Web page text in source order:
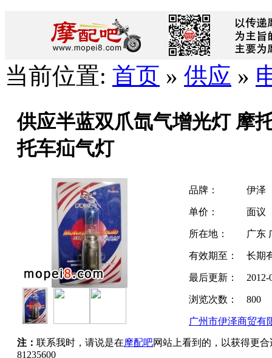
当前位置: 首页 » 供应 »
供应半蓝双爪氙气增光灯 摩
托车疝气灯
品牌： 伊泽
单价： 面议
所在地： 广东
有效期至： 长期
最后更新： 2012-
浏览次数： 800
广州市伊泽商贸有
注： 联系我时，请说是在摩配吧网站上看到的，以获得更
81235600